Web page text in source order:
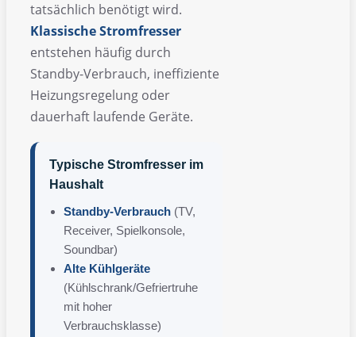
tatsächlich benötigt wird.
KlassischeStromfresser
entstehen häufig durch
Standby-Verbrauch, ineffiziente
Heizungsregelung oder
dauerhaft laufende Geräte.
Typische Stromfresser im
Haushalt
Standby-Verbrauch (TV,
Receiver, Spielkonsole,
Soundbar)
Alte Kühlgeräte
(Kühlschrank/Gefriertruhe
mit hoher
Verbrauchsklasse)